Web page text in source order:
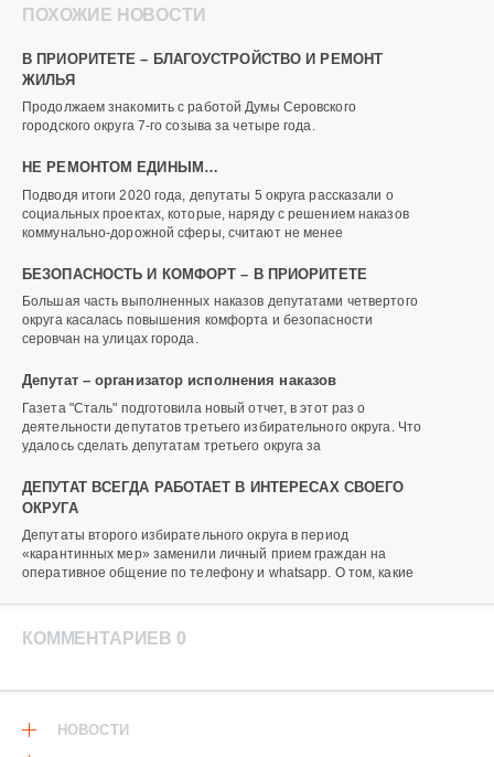
ПОХОЖИЕ НОВОСТИ
В ПРИОРИТЕТЕ – БЛАГОУСТРОЙСТВО И РЕМОНТ
ЖИЛЬЯ
Продолжаем знакомить с работой Думы Серовского
городского округа 7-го созыва за четыре года.
НЕ РЕМОНТОМ ЕДИНЫМ…
Подводя итоги 2020 года, депутаты 5 округа рассказали о
социальных проектах, которые, наряду с решением наказов
коммунально-дорожной сферы, считают не менее
БЕЗОПАСНОСТЬ И КОМФОРТ – В ПРИОРИТЕТЕ
Большая часть выполненных наказов депутатами четвертого
округа касалась повышения комфорта и безопасности
серовчан на улицах города.
Депутат – организатор исполнения наказов
Газета "Сталь" подготовила новый отчет, в этот раз о
деятельности депутатов третьего избирательного округа. Что
удалось сделать депутатам третьего округа за
ДЕПУТАТ ВСЕГДА РАБОТАЕТ В ИНТЕРЕСАХ СВОЕГО
ОКРУГА
Депутаты второго избирательного округа в период
«карантинных мер» заменили личный прием граждан на
оперативное общение по телефону и whatsapp. О том, какие
КОММЕНТАРИЕВ 0
НОВОСТИ